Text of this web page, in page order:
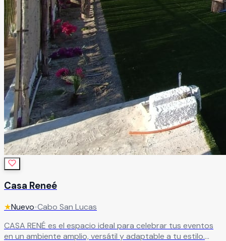
Casa Reneé
★Nuevo•Cabo San Lucas
CASA RENÉ es el espacio ideal para celebrar tus eventos
en un ambiente amplio, versátil y adaptable a tu estilo.